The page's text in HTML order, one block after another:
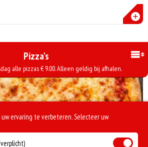
Pizza's
alle pizzas € 9.00. Alleen geldig bij afhalen.
uw ervaring te verbeteren. Selecteer uw